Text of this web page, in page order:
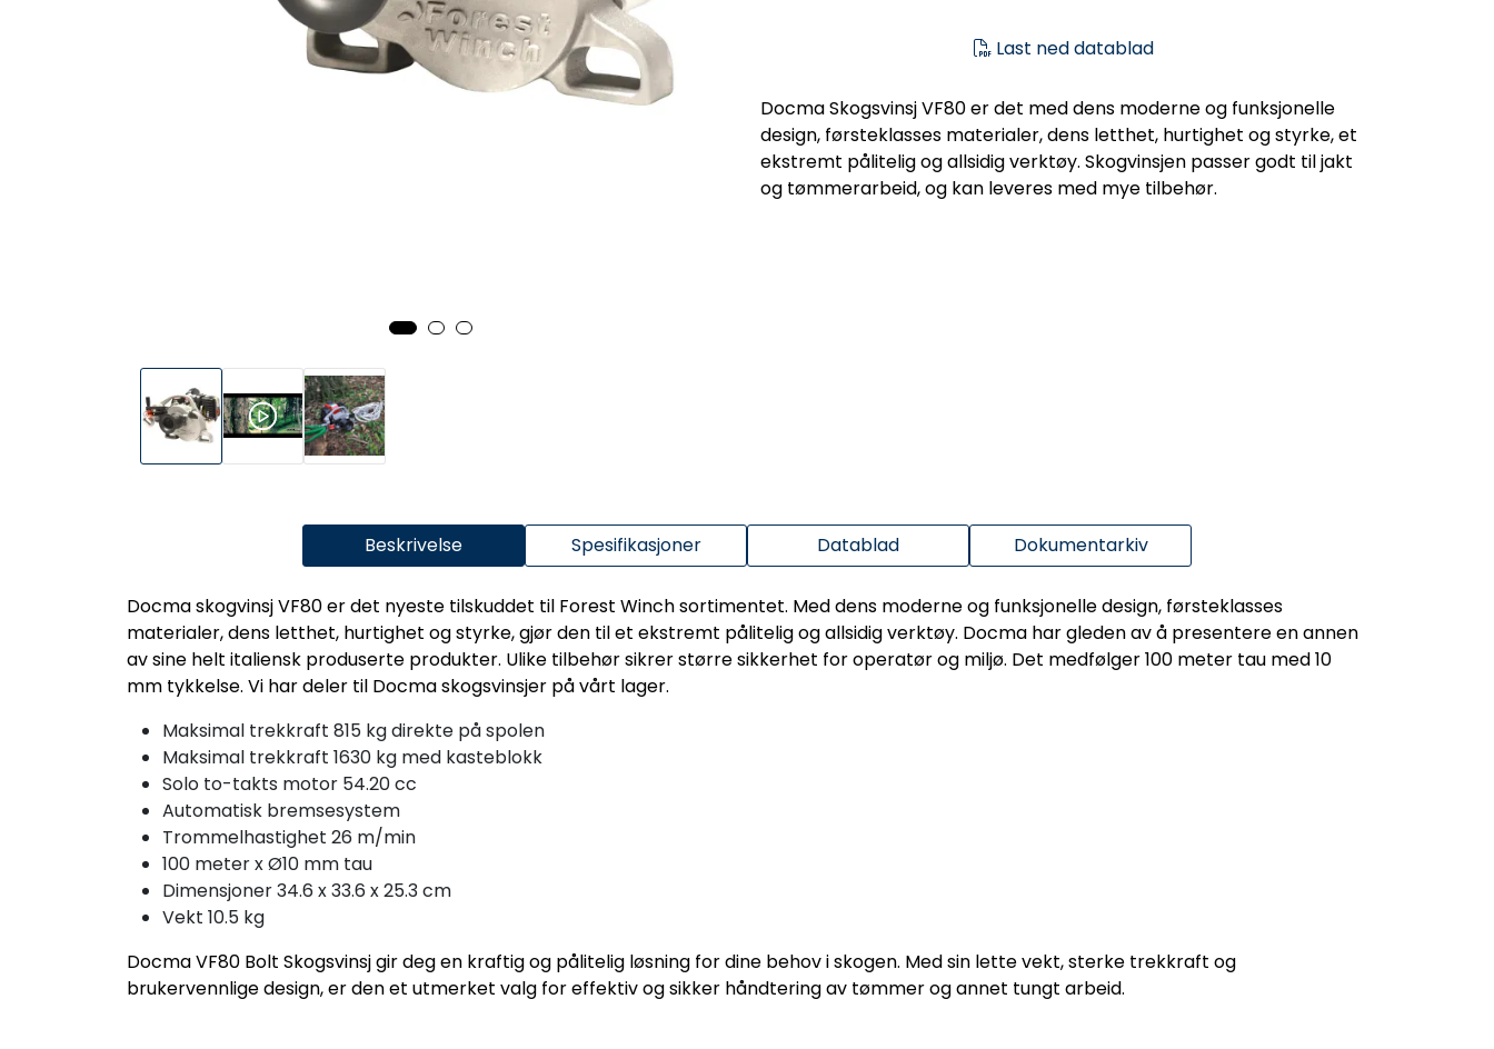
Last ned datablad
Docma Skogsvinsj VF80 er det med dens moderne og funksjonelle
design, førsteklasses materialer, dens letthet, hurtighet og styrke, et
ekstremt pålitelig og allsidig verktøy. Skogvinsjen passer godt til jakt
og tømmerarbeid, og kan leveres med mye tilbehør.
Beskrivelse Spesifikasjoner Datablad Dokumentarkiv
Docma skogvinsj VF80 er det nyeste tilskuddet til Forest Winch sortimentet. Med dens moderne og funksjonelle design, førsteklasses
materialer, dens letthet, hurtighet og styrke, gjør den til et ekstremt pålitelig og allsidig verktøy. Docma har gleden av å presentere en annen
av sine helt italiensk produserte produkter. Ulike tilbehør sikrer større sikkerhet for operatør og miljø. Det medfølger 100 meter tau med 10
mm tykkelse. Vi har deler til Docma skogsvinsjer på vårt lager.
Maksimal trekkraft 815 kg direkte på spolen
Maksimal trekkraft 1630 kg med kasteblokk
Solo to-takts motor 54.20 cc
Automatisk bremsesystem
Trommelhastighet 26 m/min
100 meter x Ø10 mm tau
Dimensjoner 34.6 x 33.6 x 25.3 cm
Vekt 10.5 kg
Docma VF80 Bolt Skogsvinsj gir deg en kraftig og pålitelig løsning for dine behov i skogen. Med sin lette vekt, sterke trekkraft og
brukervennlige design, er den et utmerket valg for effektiv og sikker håndtering av tømmer og annet tungt arbeid.